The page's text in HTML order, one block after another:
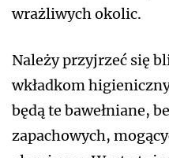
wrażliwych okolic.
Należy przyjrzeć się
wkładkom
będą te bawełniane,
zapachowych,